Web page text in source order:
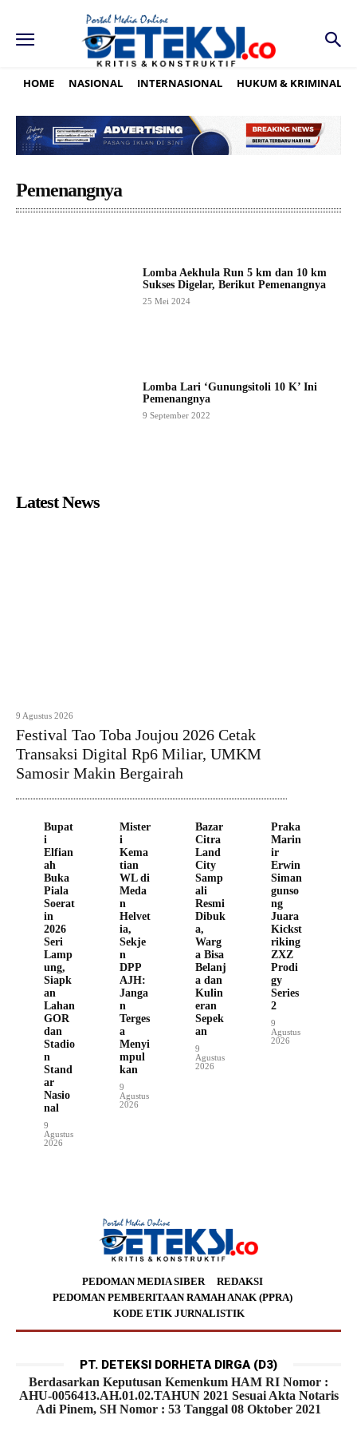
HOME NASIONAL INTERNASIONAL HUKUM & KRIMINAL
Pemenangnya
Lomba Aekhula Run 5 km dan 10 km
Sukses Digelar, Berikut Pemenangnya
25 Mei 2024
Lomba Lari ‘Gunungsitoli 10 K’ Ini
Pemenangnya
9 September 2022
Latest News
9 Agustus 2026
Festival Tao Toba Joujou 2026 Cetak
Transaksi Digital Rp6 Miliar, UMKM
Samosir Makin Bergairah
Bupat
i
Elfian
ah
Buka
Piala
Soerat
in
2026
Seri
Lamp
ung,
Siapk
an
Lahan
GOR
dan
Stadio
n
Stand
ar
Nasio
nal
9
Agustus
2026
Mister
i
Kema
tian
WL di
Meda
n
Helvet
ia,
Sekje
n
DPP
AJH:
Janga
n
Terges
a
Menyi
mpul
kan
9
Agustus
2026
Bazar
Citra
Land
City
Samp
ali
Resmi
Dibuk
a,
Warg
a Bisa
Belanj
a dan
Kulin
eran
Sepek
an
9
Agustus
2026
Praka
Marin
ir
Erwin
Siman
gunso
ng
Juara
Kickst
riking
ZXZ
Prodi
gy
Series
2
9
Agustus
2026
PEDOMAN MEDIA SIBER
REDAKSI
PEDOMAN PEMBERITAAN RAMAH ANAK (PPRA)
KODE ETIK JURNALISTIK
PT. DETEKSI DORHETA DIRGA (D3)
Berdasarkan Keputusan Kemenkum HAM RI Nomor :
AHU-0056413.AH.01.02.TAHUN 2021 Sesuai Akta Notaris
Adi Pinem, SH Nomor : 53 Tanggal 08 Oktober 2021